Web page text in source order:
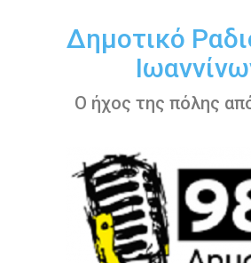
περιεχόμενοΔημοτικό
Ο ήχος της πόλης